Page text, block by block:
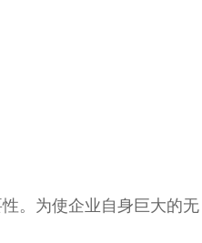
。为使企业自身巨大的无